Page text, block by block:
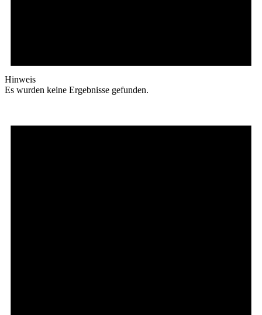
Hinweis
Es wurden keine Ergebnisse gefunden.